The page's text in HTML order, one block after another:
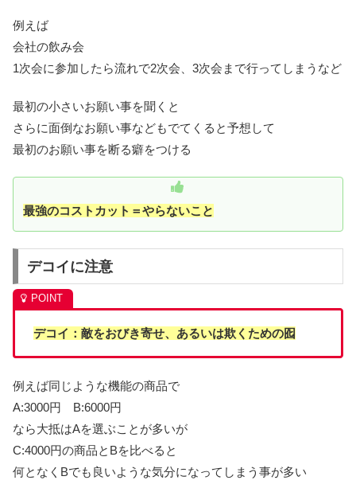
例えば
会社の飲み会
1次会に参加したら流れで2次会、3次会まで行ってしまうなど
最初の小さいお願い事を聞くと
さらに面倒なお願い事などもでてくると予想して
最初のお願い事を断る癖をつける
最強のコストカット＝やらないこと
デコイに注意
デコイ：敵をおびき寄せ、あるいは欺くための囮
例えば同じような機能の商品で
A:3000円 B:6000円
なら大抵はAを選ぶことが多いが
C:4000円の商品とBを比べると
何となくBでも良いような気分になってしまう事が多い